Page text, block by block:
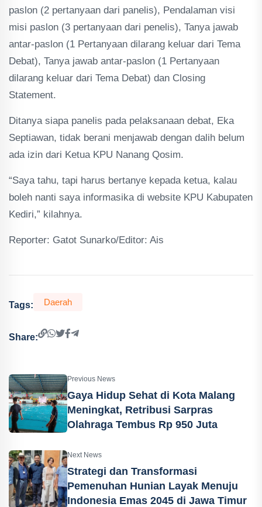
paslon (2 pertanyaan dari panelis), Pendalaman visi
misi paslon (3 pertanyaan dari penelis), Tanya jawab
antar-paslon (1 Pertanyaan dilarang keluar dari Tema
Debat), Tanya jawab antar-paslon (1 Pertanyaan
dilarang keluar dari Tema Debat) dan Closing
Statement.
Ditanya siapa panelis pada pelaksanaan debat, Eka
Septiawan, tidak berani menjawab dengan dalih belum
ada izin dari Ketua KPU Nanang Qosim.
“Saya tahu, tapi harus bertanye kepada ketua, kalau
boleh nanti saya informasika di website KPU Kabupaten
Kediri,” kilahnya.
Reporter: Gatot Sunarko/Editor: Ais
Tags: Daerah
Share:
Previous News
Gaya Hidup Sehat di Kota Malang
Meningkat, Retribusi Sarpras
Olahraga Tembus Rp 950 Juta
Next News
Strategi dan Transformasi
Pemenuhan Hunian Layak Menuju
Indonesia Emas 2045 di Jawa Timur